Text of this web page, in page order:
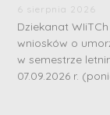
6 sierpnia 2026
Dziekanat
wniosków o
w semestrze
07.09.2026 r.